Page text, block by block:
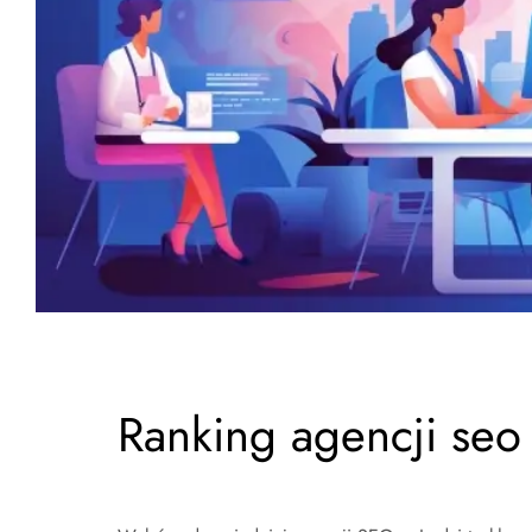
Ranking agencji